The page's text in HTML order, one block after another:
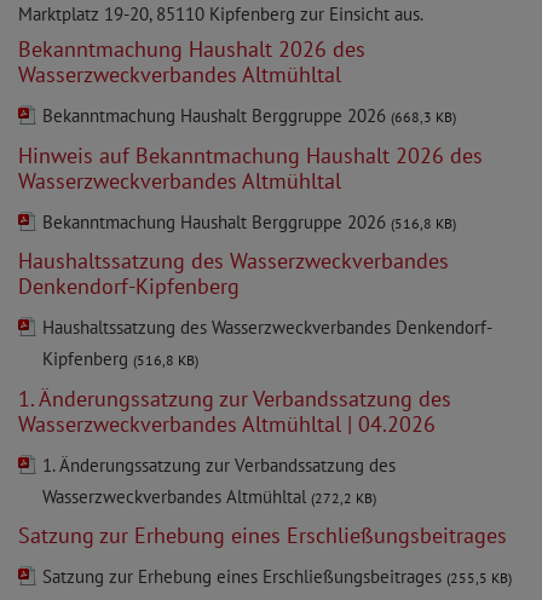
Marktplatz 19-20, 85110 Kipfenberg zur Einsicht aus.
Bekanntmachung Haushalt 2026 des
Wasserzweckverbandes Altmühltal
Bekanntmachung Haushalt Berggruppe 2026 (668,3 KB)
Hinweis auf Bekanntmachung Haushalt 2026 des
Wasserzweckverbandes Altmühltal
Bekanntmachung Haushalt Berggruppe 2026 (516,8 KB)
Haushaltssatzung des Wasserzweckverbandes
Denkendorf-Kipfenberg
Haushaltssatzung des Wasserzweckverbandes Denkendorf-
Kipfenberg (516,8 KB)
1. Änderungssatzung zur Verbandssatzung des
Wasserzweckverbandes Altmühltal | 04.2026
1. Änderungssatzung zur Verbandssatzung des
Wasserzweckverbandes Altmühltal (272,2 KB)
Satzung zur Erhebung eines Erschließungsbeitrages
Satzung zur Erhebung eines Erschließungsbeitrages (255,5 KB)